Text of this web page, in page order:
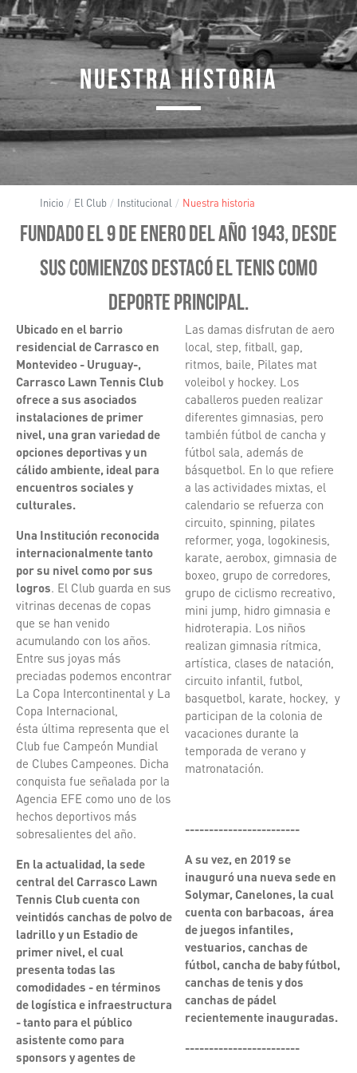
NUESTRA HISTORIA
Inicio El Club Institucional Nuestra historia
Fundado el 9 de enero del año 1943, desde
sus comienzos destacó el tenis como
deporte principal.
Ubicado en el barrio
residencial de Carrasco en
Montevideo - Uruguay-,
Carrasco Lawn Tennis Club
ofrece a sus asociados
instalaciones de primer
nivel, una gran variedad de
opciones deportivas y un
cálido ambiente, ideal para
encuentros sociales y
culturales.
Una Institución reconocida
internacionalmente tanto
por su nivel como por sus
logros. El Club guarda en sus
vitrinas decenas de copas
que se han venido
acumulando con los años.
Entre sus joyas más
preciadas podemos encontrar
La Copa Intercontinental y La
Copa Internacional,
ésta última representa que el
Club fue Campeón Mundial
de Clubes Campeones. Dicha
conquista fue señalada por la
Agencia EFE como uno de los
hechos deportivos más
sobresalientes del año.
En la actualidad, la sede
central del Carrasco Lawn
Tennis Club cuenta con
veintidós canchas de polvo de
ladrillo y un Estadio de
primer nivel, el cual
presenta todas las
comodidades - en términos
de logística e infraestructura
- tanto para el público
asistente como para
sponsors y agentes de
Las damas disfrutan de aero
local, step, fitball, gap,
ritmos, baile, Pilates mat
voleibol y hockey. Los
caballeros pueden realizar
diferentes gimnasias, pero
también fútbol de cancha y
fútbol sala, además de
básquetbol. En lo que refiere
a las actividades mixtas, el
calendario se refuerza con
circuito, spinning, pilates
reformer, yoga, logokinesis,
karate, aerobox, gimnasia de
boxeo, grupo de corredores,
grupo de ciclismo recreativo,
mini jump, hidro gimnasia e
hidroterapia. Los niños
realizan gimnasia rítmica,
artística, clases de natación,
circuito infantil, futbol,
basquetbol, karate, hockey, y
participan de la colonia de
vacaciones durante la
temporada de verano y
matronatación.
------------------------
A su vez, en 2019 se
inauguró una nueva sede en
Solymar, Canelones, la cual
cuenta con barbacoas, área
de juegos infantiles,
vestuarios, canchas de
fútbol, cancha de babyfútbol,
canchas de tenis ydos
canchas de pádel
recientemente inauguradas.
------------------------